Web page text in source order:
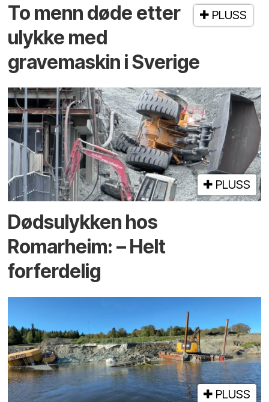
PLUSS
To menn døde etter
ulykke med
gravemaskin i Sverige
PLUSS
Døds­ulykken hos
Romarheim: – Helt
forferdelig
PLUSS